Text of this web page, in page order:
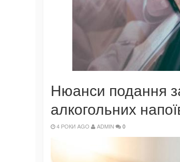
Нюанси подання
алкогольних
4 РОКИ AGO ADMIN 0